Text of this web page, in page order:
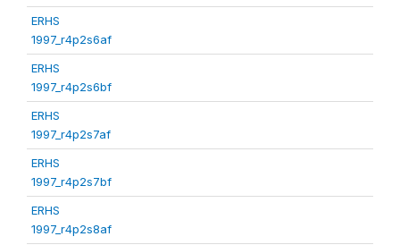
ERHS
1997_r4p2s6af
ERHS
1997_r4p2s6bf
ERHS
1997_r4p2s7af
ERHS
1997_r4p2s7bf
ERHS
1997_r4p2s8af